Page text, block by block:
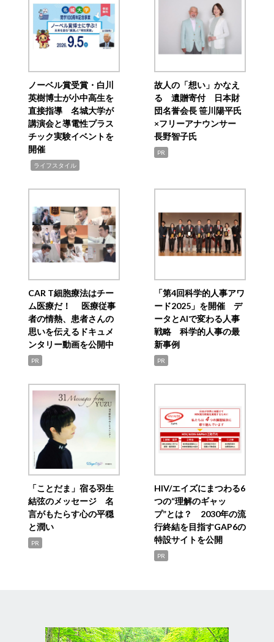
ノーベル賞受賞・白川
英樹博士が小中高生を
直接指導 名城大学が
講演会と導電性プラス
チック実験イベントを
開催
ライフスタイル
故人の「想い」かなえ
る 遺贈寄付 日本財
団名誉会長 笹川陽平氏
×フリーアナウンサー
長野智子氏
PR
CAR T細胞療法はチー
ム医療だ！ 医療従事
者の情熱、患者さんの
思いを伝えるドキュメ
ンタリー動画を公開中
PR
「第4回科学的人事アワ
ード2025」を開催 デ
ータとAIで変わる人事
戦略 科学的人事の最
新事例
PR
「ことだま」宿る羽生
結弦のメッセージ 名
言がもたらす心の平穏
と潤い
PR
HIV/エイズにまつわる6
つの“理解のギャッ
プ”とは？ 2030年の流
行終結を目指すGAP6の
特設サイトを公開
PR